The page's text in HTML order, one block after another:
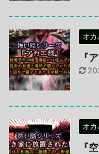
オ
『
オ
『